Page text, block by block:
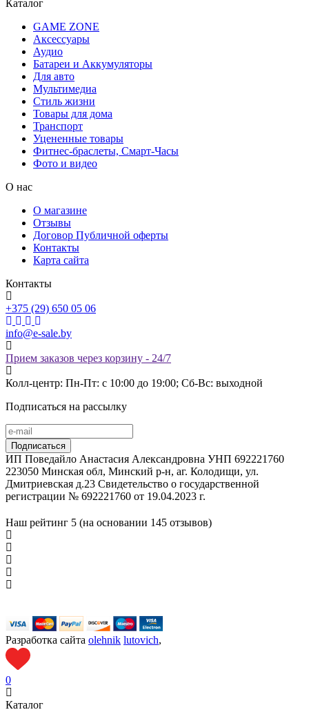
Каталог
GAME ZONE
Аксессуары
Аудио
Батареи и Аккумуляторы
Для авто
Мультимедиа
Стиль жизни
Товары для дома
Транспорт
Уцененные товары
Фитнес-браслеты, Смарт-Часы
Фото и видео
О нас
О магазине
Отзывы
Договор Публичной оферты
Контакты
Карта сайта
Контакты
+375 (29) 650 05 06
info@e-sale.by
Прием заказов через корзину - 24/7
Колл-центр: Пн-Пт: с 10:00 до 19:00; Сб-Вс: выходной
Подписаться на рассылку
ИП Поведайло Анастасия Александровна УНП 692221760
223050 Минская обл, Минский р-н, аг. Колодищи, ул.
Дмитриевская д.23 Свидетельство о государственной
регистрации № 692221760 от 19.04.2023 г.
Наш рейтинг 5 (на основании 145 отзывов)
Разработка сайта olehnik lutovich,
0
Каталог